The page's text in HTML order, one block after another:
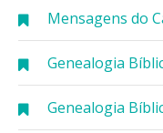
Mensagens do
Genealogia
Genealogia